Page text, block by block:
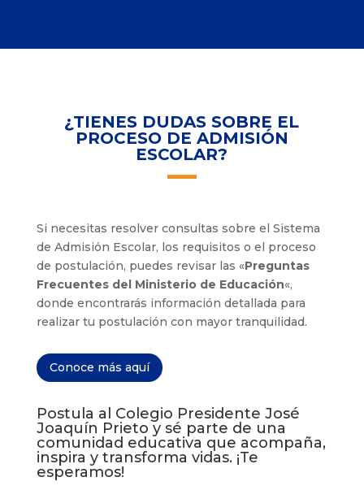
¿TIENES DUDAS SOBRE EL
PROCESO DE ADMISIÓN
ESCOLAR?
Si necesitas resolver consultas sobre el Sistema
de Admisión Escolar, los requisitos o el proceso
de postulación, puedes revisar las «Preguntas
Frecuentes del Ministerio de Educación«,
donde encontrarás información detallada para
realizar tu postulación con mayor tranquilidad.
Conoce más aquí
Postula al Colegio Presidente José
Joaquín Prieto y sé parte de una
comunidad educativa que acompaña,
inspira y transforma vidas. ¡Te
esperamos!